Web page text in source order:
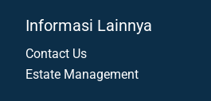
Informasi Lainnya
Contact Us
Estate Management